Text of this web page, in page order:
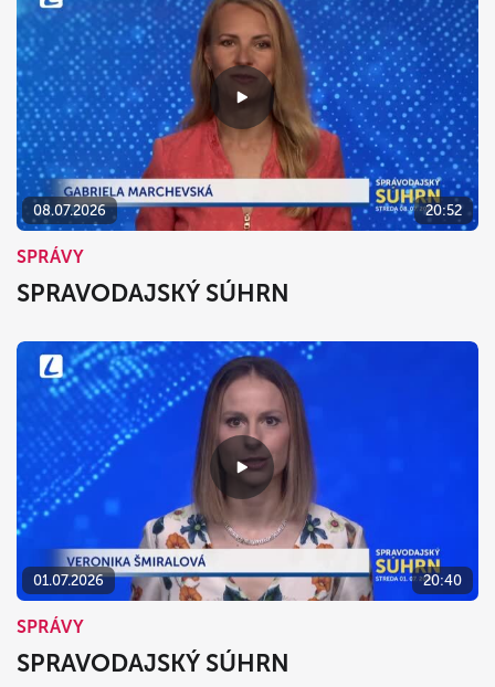
08.07.2026 20:52
SPRÁVY
SPRAVODAJSKÝ SÚHRN
01.07.2026 20:40
SPRÁVY
SPRAVODAJSKÝ SÚHRN